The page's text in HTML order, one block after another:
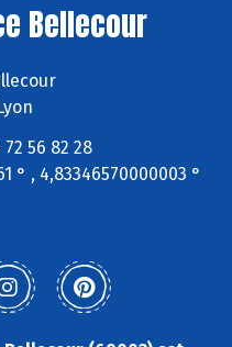
Bellecour
72 56 82 28
° , 4,83346570000003 °